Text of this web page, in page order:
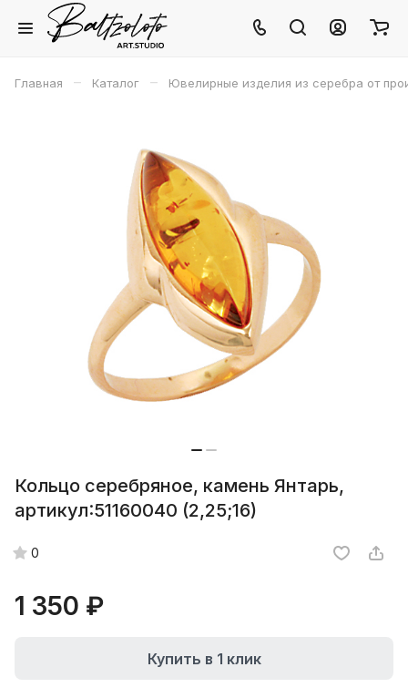
Главная – Каталог – Ювелирные изделия из серебра от
Кольцо серебряное, камень Янтарь,
артикул:51160040 (2,25;16)
0
1 350 ₽
Купить в 1 клик